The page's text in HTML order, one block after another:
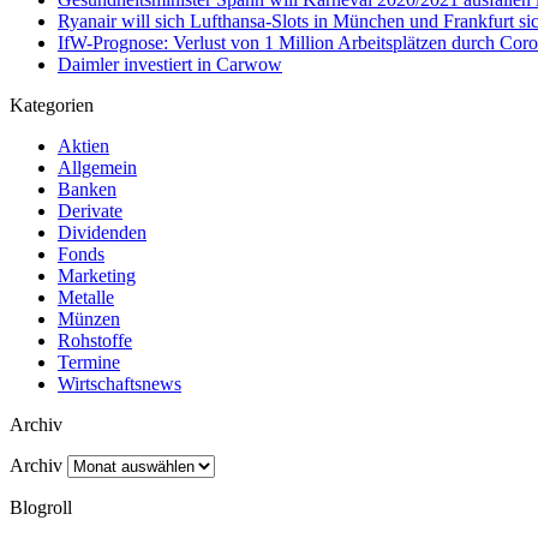
Ryanair will sich Lufthansa-Slots in München und Frankfurt
IfW-Prognose: Verlust von 1 Million Arbeitsplätzen durch
Daimler investiert in Carwow
Kategorien
Aktien
Allgemein
Banken
Derivate
Dividenden
Fonds
Marketing
Metalle
Münzen
Rohstoffe
Termine
Wirtschaftsnews
Archiv
Archiv
Blogroll